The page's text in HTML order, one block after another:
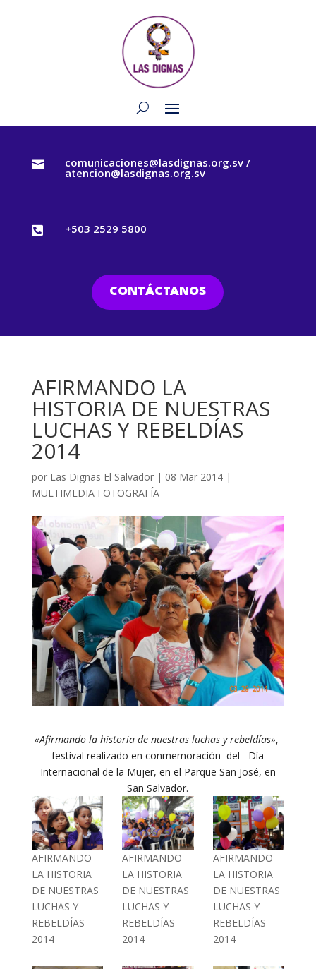
 comunicaciones@lasdignas.org.sv /
atencion@lasdignas.org.sv
 +503 2529 5800
CONTÁCTANOS
AFIRMANDO LA
HISTORIA DE NUESTRAS
LUCHAS Y REBELDÍAS
2014
por Las Dignas El Salvador| 08 Mar 2014|
MULTIMEDIA FOTOGRAFÍA
«Afirmando la historia de nuestras luchas y rebeldías»,
festival realizado en conmemoración del Día
Internacional de la Mujer, en el Parque San José, en
San Salvador.
AFIRMANDO
LA HISTORIA
DE NUESTRAS
LUCHAS Y
REBELDÍAS
2014
AFIRMANDO
LA HISTORIA
DE NUESTRAS
LUCHAS Y
REBELDÍAS
2014
AFIRMANDO
LA HISTORIA
DE NUESTRAS
LUCHAS Y
REBELDÍAS
2014